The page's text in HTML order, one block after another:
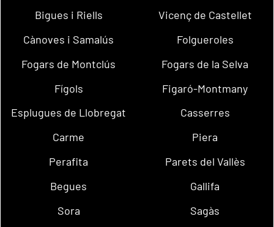
Bigues i Riells
Vicenç de Castellet
Cànoves i Samalús
Folgueroles
Fogars de Montclús
Fogars de la Selva
Fígols
Figaró-Montmany
Esplugues de Llobregat
Casserres
Carme
Piera
Perafita
Parets del Vallès
Begues
Gallifa
Sora
Sagàs